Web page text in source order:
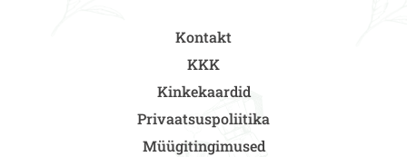
Kontakt
KKK
Kinkekaardid
Privaatsuspoliitika
Müügitingimused